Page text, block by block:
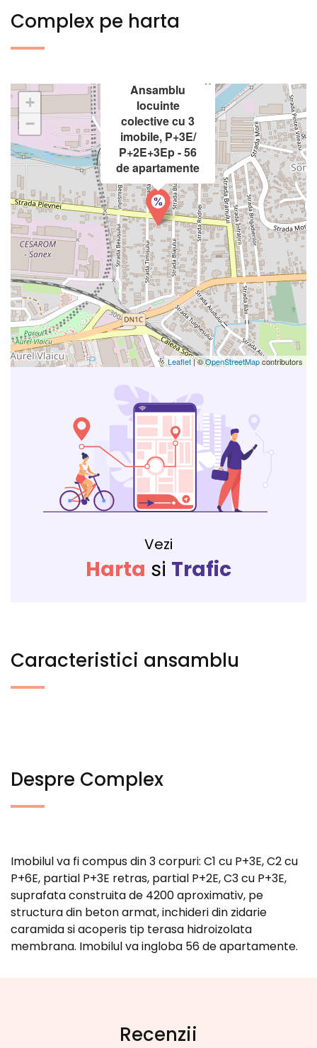
Complex pe harta
Ansamblu
locuinte
colective cu 3
imobile, P+3E/
P+2E+3Ep - 56
de apartamente
×
+
−
Leaflet| ©OpenStreetMapcontributors
Vezi
Harta si Trafic
Caracteristici ansamblu
Despre Complex
Imobilul va fi compus din 3 corpuri: C1 cu P+3E, C2 cu
P+6E, partial P+3E retras, partial P+2E, C3 cu P+3E,
suprafata construita de 4200 aproximativ, pe
structura din beton armat, inchideri din zidarie
caramida si acoperis tip terasa hidroizolata
membrana. Imobilul va ingloba 56 de apartamente.
Recenzii